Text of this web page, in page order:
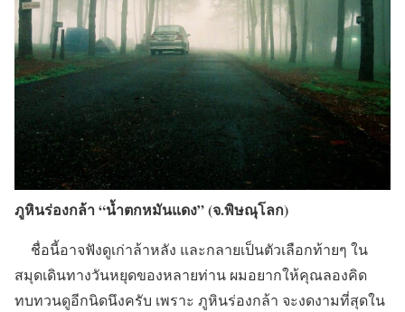
ภูหินร่องกล้า “น้ำตกหมันแดง” (จ.พิษณุโลก)
ชื่อนี้อาจฟังดูเก่าล้าหลัง และกลายเป็นตัวเลือกท้ายๆ ใน
สมุดเดินทางวันหยุดของหลายท่าน ผมอยากให้คุณลองคิด
ทบทวนดูอีกนิดนึงครับ เพราะ ภูหินร่องกล้า จะงดงามที่สุดใน